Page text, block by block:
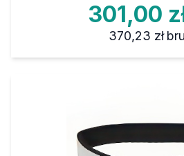
301,00
370,23 zł